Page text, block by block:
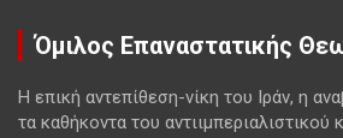
Όμιλος Επαναστατικής
Η επική αντεπίθεση-νίκη του Ιράν, η
τα καθήκοντα του αντιιμπεριαλιστικού